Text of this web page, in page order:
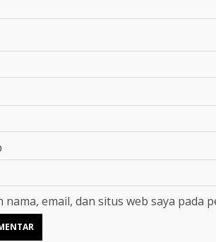
nama, email, dan situs web saya